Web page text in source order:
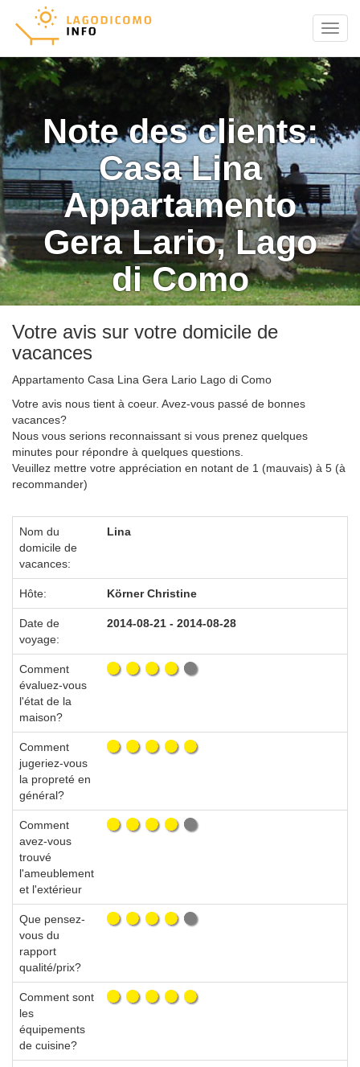
Menu
Note des clients:
Casa Lina
Appartamento
Gera Lario, Lago
di Como
Votre avis sur votre domicile de
vacances
Appartamento Casa Lina Gera Lario Lago di Como
Votre avis nous tient à coeur. Avez-vous passé de bonnes
vacances?
Nous vous serions reconnaissant si vous prenez quelques
minutes pour répondre à quelques questions.
Veuillez mettre votre appréciation en notant de 1 (mauvais) à 5 (à
recommander)
Nom du
domicile de
vacances:
Lina
Hôte: Körner Christine
Date de
voyage:
2014-08-21 - 2014-08-28
Comment
évaluez-vous
l'état de la
maison?
Comment
jugeriez-vous
la propreté en
général?
Comment
avez-vous
trouvé
l'ameublement
et l'extérieur
Que pensez-
vous du
rapport
qualité/prix?
Comment sont
les
équipements
de cuisine?